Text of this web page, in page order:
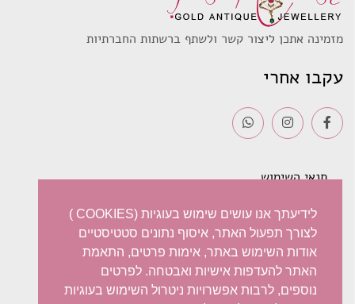
מזמינה אתכן ליצור קשר ולשתף ברשתות החברתיות
עקבו אחרי
תנאי השימוש
משלוחים
מדיניות פרטיות
ביטול עסקה – החזרות / החלפות
לידיעתך אנו עושים שימוש בעוגיות (COOKIES )
לצורך תפעול האתר, איסוף נתונים סטטיסטיים
אודות השימוש באתר, אימות פרטים, התאמת
האתר להעדפות אישיות ואבטחה. לפרטים
נוספים, לרבות אפשרויות ניטרול השימוש בעוגיות